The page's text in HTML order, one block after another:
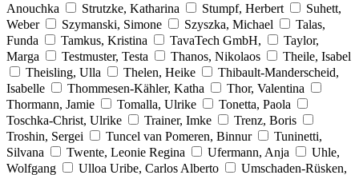
Anouchka
Strutzke, Katharina Stumpf, Herbert
Suhett,
Weber
Szymanski, Simone Szyszka, Michael
Talas,
Funda
Tamkus, Kristina TavaTech GmbH,
Taylor,
Marga
Testmuster, Testa Thanos, Nikolaos
Theile, Isabel
Theisling, Ulla
Thelen, Heike
Thibault-Manderscheid,
Isabelle
Thommesen-Kähler, Katha
Thor, Valentina
Thormann, Jamie
Tomalla, Ulrike
Tonetta, Paola
Toschka-Christ, Ulrike
Trainer, Imke
Trenz, Boris
Troshin, Sergei
Tuncel van Pomeren, Binnur
Tuninetti,
Silvana
Twente, Leonie Regina Ufermann, Anja
Uhle,
Wolfgang
Ulloa Uribe, Carlos Alberto
Umschaden-Rüsken,